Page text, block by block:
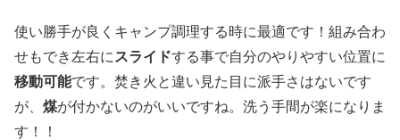
使い勝手が良くキャンプ調理する時に最適です！組み合わ
せもでき左右に スライドする事で自分のやりやすい位置に
移動可能です。焚き火と違い見た目に派手さはないです
が、 煤が付かないのがいいですね。洗う手間が楽になりま
す！！